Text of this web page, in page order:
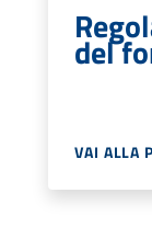
del
VAI ALLA